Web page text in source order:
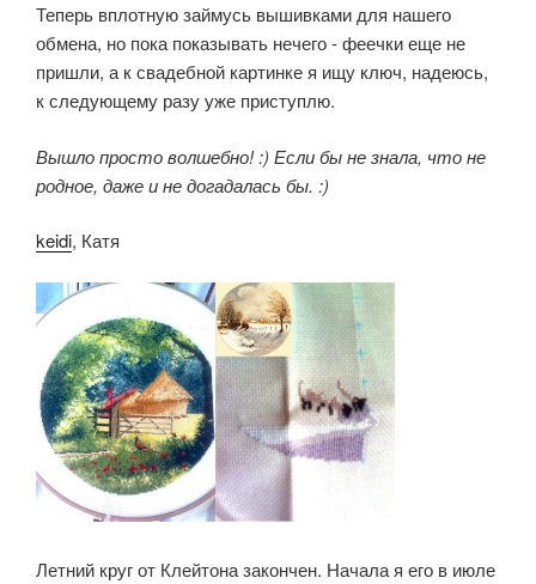
Теперь вплотную займусь вышивками для нашего
обмена, но пока показывать нечего - феечки еще не
пришли, а к свадебной картинке я ищу ключ, надеюсь,
к следующему разу уже приступлю.
Вышло просто волшебно! :) Если бы не знала, что не
родное, даже и не догадалась бы. :)
keidi, Катя
Летний круг от Клейтона закончен. Начала я его в июле